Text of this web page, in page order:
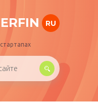
RU